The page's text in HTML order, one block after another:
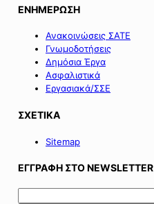
ΕΝΗΜΕΡΩΣΗ
Ανακοινώσεις ΣΑΤΕ
Γνωμοδοτήσεις
Δημόσια Έργα
Ασφαλιστικά
Εργασιακά/ΣΣΕ
ΣΧΕΤΙΚΑ
Sitemap
ΕΓΓΡΑΦΗ ΣΤΟ NEWSLETTER